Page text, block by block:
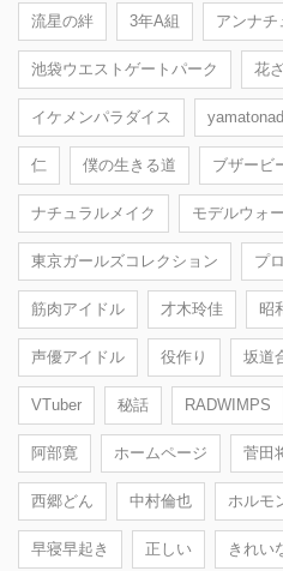
流星の絆 3年A組 アンナチ
池袋ウエストゲートパーク 花
イケメンパラダイス
仁 僕の生きる道 ブザービ
ナチュラルメイク モデルウォ
東京ガールズコレクション プ
筋肉アイドル 才木玲佳 昭
声優アイドル 役作り 坂道
VTuber 秘話 RADWIMPS
阿部寛 ホームページ 菅田
西郷どん 中村倫也 ホルモ
早寝早起き 正しい きれい